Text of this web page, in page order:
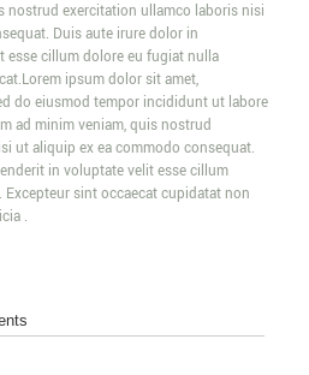
nostrud exercitation ullamco laboris nisi
Duis aute irure dolor in
esse cillum dolore eu fugiat nulla
ipsum dolor sit amet,
do eiusmod tempor incididunt ut labore
ad minim veniam, quis nostrud
ut aliquip ex ea commodo consequat.
in voluptate velit esse cillum
sint occaecat cupidatat non
.